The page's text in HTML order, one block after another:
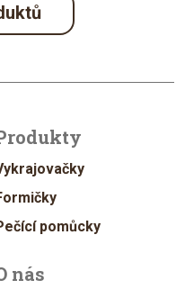
pomůcky
nás